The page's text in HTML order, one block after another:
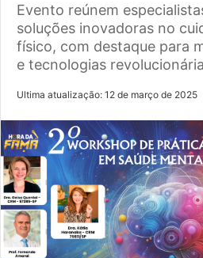
Evento reúnem
soluções inovadoras no
físico, com destaque para
e tecnologias
Ultima atualização: 12 de março de 2025